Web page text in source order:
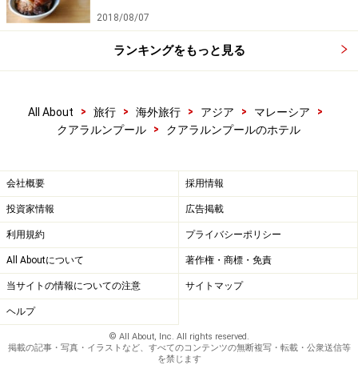
2018/08/07
ランキングをもっと見る
All About > 旅行 > 海外旅行 > アジア > マレーシア
>
クアラルンプール
> クアラルンプールのホテル
会社概要 採用情報
投資家情報 広告掲載
利用規約 プライバシーポリシー
All Aboutについて 著作権・商標・免責
当サイトの情報についての注意 サイトマップ
ヘルプ
© All About, Inc. All rights reserved.
掲載の記事・写真・イラストなど、すべてのコンテンツの無断複写・転載・公衆送信等
を禁じます